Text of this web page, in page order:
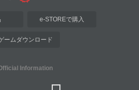
e-STOREで購入
ームダウンロード
Information